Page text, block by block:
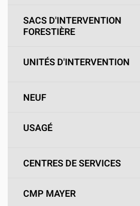
SACS D'INTERVENTION
FORESTIÈRE
UNITÉS D'INTERVENTION
NEUF
USAGÉ
CENTRES DE SERVICES
CMP MAYER